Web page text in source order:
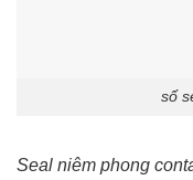
số
Seal niêm phong